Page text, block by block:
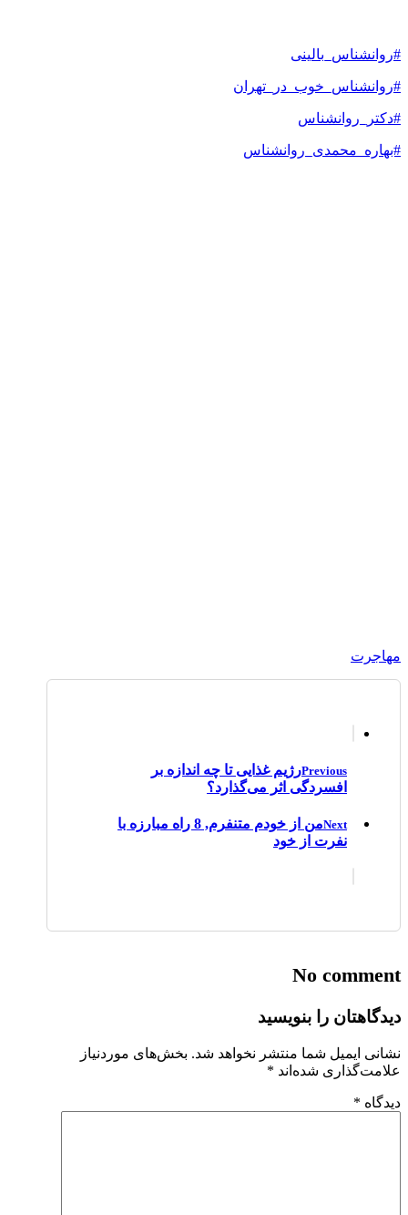
#روانشناس_بالینی
#روانشناس_خوب_در_تهران
#دکتر_روانشناس
#بهاره_محمدی_روانشناس
مهاجرت
Previousرژیم غذایی تا چه اندازه بر
افسردگی اثر می‌گذارد؟
Next
من از خودم متنفرم, 8 راه مبارزه با
نفرت از خود
No comment
دیدگاهتان را بنویسید
نشانی ایمیل شما منتشر نخواهد شد. بخش‌های موردنیاز
علامت‌گذاری شده‌اند *
دیدگاه *